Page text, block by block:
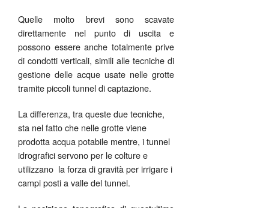
Quelle molto brevi sono scavate
direttamente nel punto di uscita e
possono essere anche totalmente prive
di condotti verticali, simili alle tecniche di
gestione delle acque usate nelle grotte
tramite piccoli tunnel di captazione.
La differenza, tra queste due tecniche,
sta nel fatto che nelle grotte viene
prodotta acqua potabile mentre, i tunnel
idrografici servono per le colture e
utilizzano la forza di gravità per irrigare i
campi posti a valle del tunnel.